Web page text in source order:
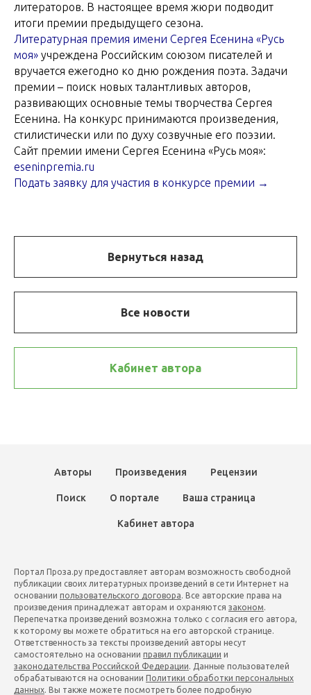
литераторов. В настоящее время жюри подводит
итоги премии предыдущего сезона.
Литературная премия имени Сергея Есенина «Русь
моя» учреждена Российским союзом писателей и
вручается ежегодно ко дню рождения поэта. Задачи
премии – поиск новых талантливых авторов,
развивающих основные темы творчества Сергея
Есенина. На конкурс принимаются произведения,
стилистически или по духу созвучные его поэзии.
Сайт премии имени Сергея Есенина «Русь моя»:
eseninpremia.ru
Подать заявку для участия в конкурсе премии →
Вернуться назад
Все новости
Кабинет автора
Авторы Произведения Рецензии
Поиск О портале Ваша страница
Кабинет автора
Портал Проза.ру предоставляет авторам возможность свободной
публикации своих литературных произведений в сети Интернет на
основании пользовательского договора. Все авторские права на
произведения принадлежат авторам и охраняются законом.
Перепечатка произведений возможна только с согласия его автора,
к которому вы можете обратиться на его авторской странице.
Ответственность за тексты произведений авторы несут
самостоятельно на основании правил публикации и
законодательства Российской Федерации. Данные пользователей
обрабатываются на основании Политики обработки персональных
данных. Вы также можете посмотреть более подробную